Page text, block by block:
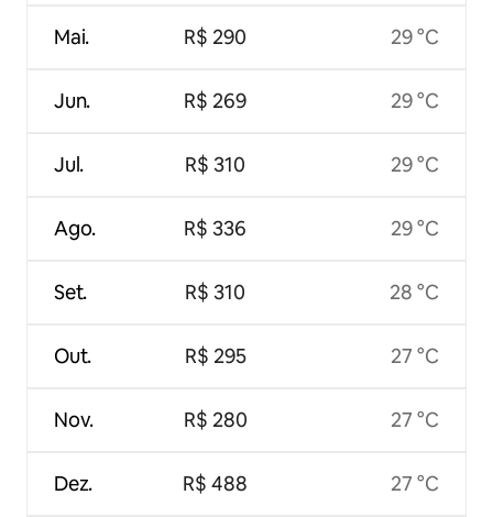
Mai.
Jun.
Jul.
Ago.
Set.
Out.
Nov.
Dez.
R$ 290
R$ 269
R$ 310
R$ 336
R$ 310
R$ 295
R$ 280
R$ 488
29 °C
29 °C
29 °C
29 °C
28 °C
27 °C
27 °C
27 °C